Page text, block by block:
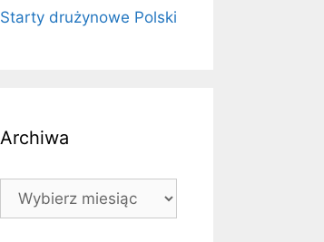
Starty drużynowe Polski
Archiwa
Archiwa